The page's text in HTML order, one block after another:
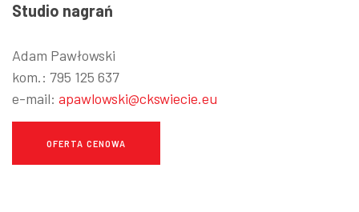
Studio nagrań
Adam Pawłowski
kom.: 795 125 637
e-mail: apawlowski@ckswiecie.eu
OFERTA CENOWA